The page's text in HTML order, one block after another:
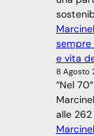
sempre
e vita
8 Agosto
“Nel
alle